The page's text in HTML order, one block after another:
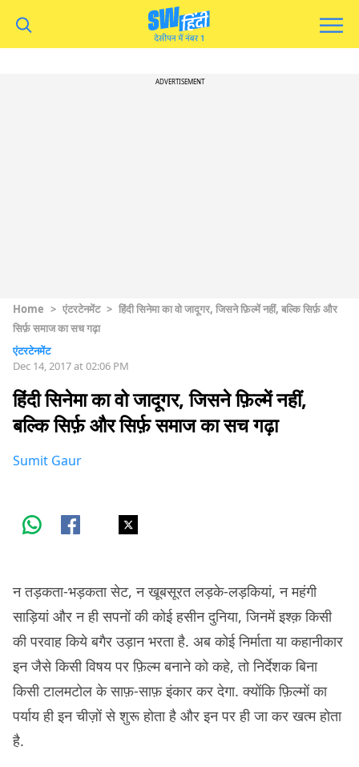
ADVERTISEMENT
Home > एंटरटेनमेंट > हिंदी सिनेमा का वो जादूगर, जिसने फ़िल्में नहीं, बल्कि सिर्फ़ और
सिर्फ़ समाज का सच गढ़ा
एंटरटेनमेंट
Dec 14, 2017 at 02:06 PM
हिंदी सिनेमा का वो जादूगर, जिसने फ़िल्में नहीं,
बल्कि सिर्फ़ और सिर्फ़ समाज का सच गढ़ा
Sumit Gaur
न तड़कता-भड़कता सेट, न खूबसूरत लड़के-लड़कियां, न महंगी
साड़ियां और न ही सपनों की कोई हसीन दुनिया, जिनमें इश्क़ किसी
की परवाह किये बगैर उड़ान भरता है. अब कोई निर्माता या कहानीकार
इन जैसे किसी विषय पर फ़िल्म बनाने को कहे, तो निर्देशक बिना
किसी टालमटोल के साफ़-साफ़ इंकार कर देगा. क्योंकि फ़िल्मों का
पर्याय ही इन चीज़ों से शुरू होता है और इन पर ही जा कर खत्म होता
है.